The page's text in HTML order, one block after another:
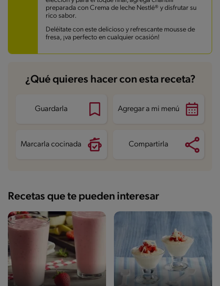
preparada con Crema de leche Nestlé® y disfrutar su
rico sabor.
Deléitate con este delicioso y refrescante mousse de
fresa, ¡va perfecto en cualquier ocasión!
¿Qué quieres hacer con esta receta?
Guardarla Agregar a mi menú
Marcarla cocinada Compartirla
Recetas que te pueden interesar